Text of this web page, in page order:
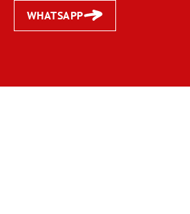
WHATSAPP